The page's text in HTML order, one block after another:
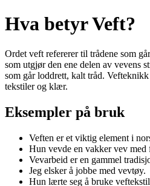
Hva betyr Veft?
Ordet veft refererer til trådene som
som utgjør den ene delen av vevens
som går loddrett, kalt tråd.
tekstiler og klær.
Eksempler på bruk
Veften er et viktig element i
Hun vevde en vakker vev med
Vevarbeid er en gammel
Jeg elsker å jobbe med vevtøy.
Hun lærte seg å bruke